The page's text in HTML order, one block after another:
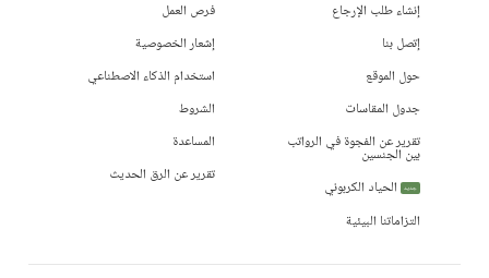
إنشاء طلب الإرجاع
إتصل بنا
حول الموقع
جدول المقاسات
تقرير عن الفجوة في الرواتب
بين الجنسين
جديد
الحياد الكربوني
التزاماتنا البيئية
فرص العمل
إشعار الخصوصية
استخدام الذكاء الاصطناعي
الشروط
المساعدة
تقرير عن الرق الحديث